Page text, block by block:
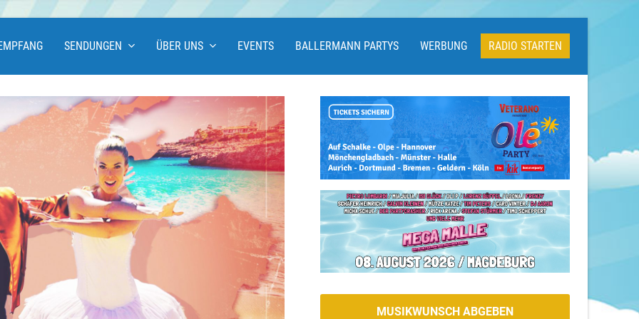
SENDUNGEN ÜBER UNS EVENTS BALLERMANN PARTYS WERBUNG RADIO STARTEN
MUSIKWUNSCH ABGEBEN